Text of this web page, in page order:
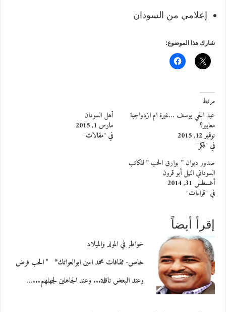
إعلامي من السودان
شارك هذا الموضوع:
مرتبط
عبد الحي يوسف …غيرة ام ازدواجية
معايير؟
نوفمبر 12, 2015
في "فكر"
أهل السودان
مارس 1, 2015
في "مقالات"
صدور ديوان ” بوارق الحب ” للكاتب
السوداني النيل أبو قرون
أغسطس 31, 2014
في "قراءات"
إقرأ أيضاً
خواطر في المولد والميلاد
خاص- ثقافات محمد امين ابوالعواتك* " الحب فرض
وعند البعض نافلة... وعند الجاهلين لجهلهم...…